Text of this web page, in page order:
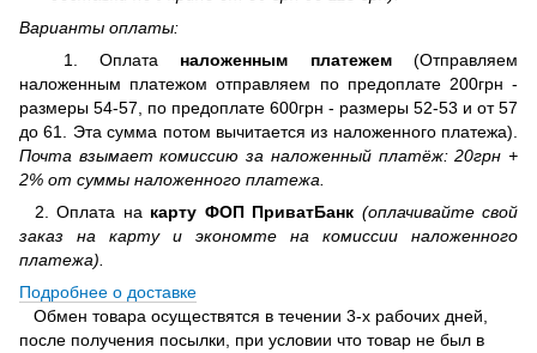
Варианты оплаты:
1. Оплата наложенным платежем(Отправляем
наложенным платежом отправляем по предоплате 200грн -
размеры 54-57, по предоплате 600грн - размеры 52-53 и от 57
до 61. Эта сумма потом вычитается из наложенного платежа).
Почта взымает комиссию за наложенный платёж: 20грн +
2% от суммы наложенного платежа.
2. Оплата на карту ФОП ПриватБанк (оплачивайте свой
заказ на карту и экономте на комиссии наложенного
платежа).
Подробнее о доставке
Обмен товара осуществятся в течении 3-х рабочих дней,
после получения посылки, при условии что товар не был в